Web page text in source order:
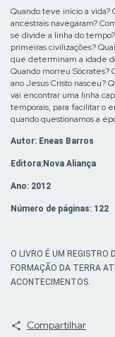
Quando teve início a vida?
ancestrais navegaram?
se divide a linha do
primeiras civilizações?
que determinam a idade
Quando morreu Sócrates?
ano Jesus Cristo nasceu?
vai encontrar uma linha
temporais, para facilitar o
quando questionamos a
Autor: Eneas Barros
Editora:Nova Aliança
Ano: 2012
Número de páginas: 122
O LIVRO É UM REGISTRO
FORMAÇÃO DA TERRA
ACONTECIMENTOS.
Compartilhar